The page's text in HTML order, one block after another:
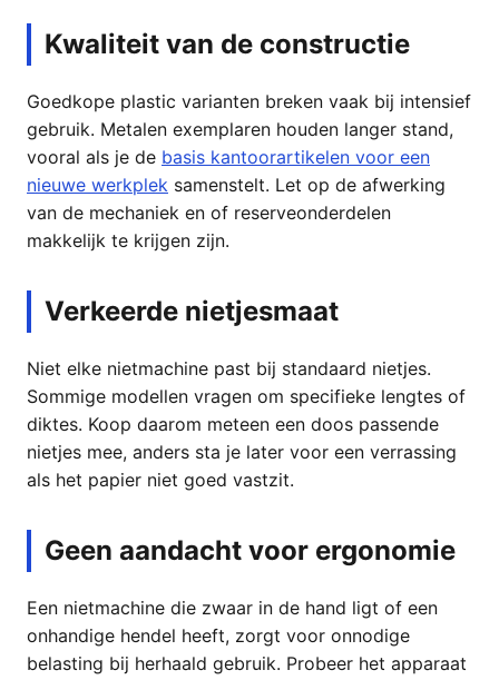
Kwaliteit van de constructie
Goedkope plastic varianten breken vaak bij intensief
gebruik. Metalen exemplaren houden langer stand,
vooral als je de basis kantoorartikelen voor een
nieuwe werkplek samenstelt. Let op de afwerking
van de mechaniek en of reserveonderdelen
makkelijk te krijgen zijn.
Verkeerde nietjesmaat
Niet elke nietmachine past bij standaard nietjes.
Sommige modellen vragen om specifieke lengtes of
diktes. Koop daarom meteen een doos passende
nietjes mee, anders sta je later voor een verrassing
als het papier niet goed vastzit.
Geen aandacht voor ergonomie
Een nietmachine die zwaar in de hand ligt of een
onhandige hendel heeft, zorgt voor onnodige
belasting bij herhaald gebruik. Probeer het apparaat